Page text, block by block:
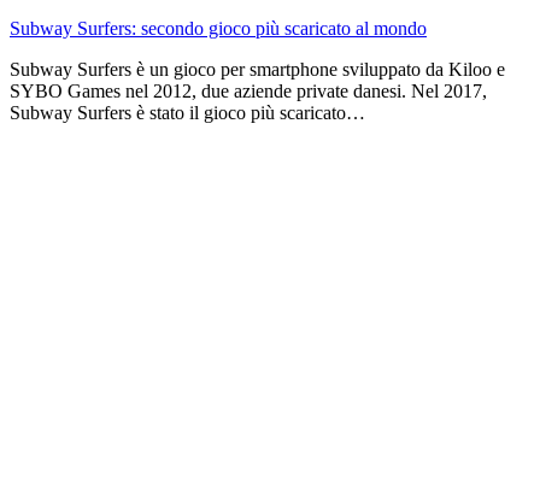
Subway Surfers: secondo gioco più scaricato al mondo
Subway Surfers è un gioco per smartphone sviluppato da Kiloo e
SYBO Games nel 2012, due aziende private danesi. Nel 2017,
Subway Surfers è stato il gioco più scaricato…